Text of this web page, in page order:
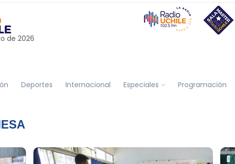
de 2026
Deportes Internacional Especiales Programación